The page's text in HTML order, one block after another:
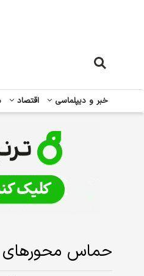
خبر و دیپلماسی اقتصاد
حماس محورهای